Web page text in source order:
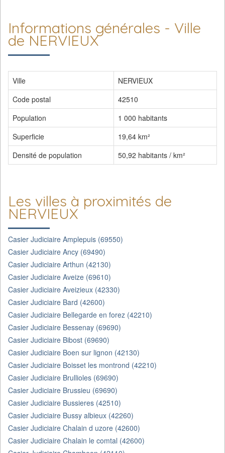
Informations générales - Ville
de NERVIEUX
Ville
NERVIEUX
Code postal
42510
Population
1 000 habitants
Superficie
19,64 km²
Densité de population
50,92 habitants / km²
Les villes à proximités de
NERVIEUX
Casier Judiciaire Amplepuis (69550)
Casier Judiciaire Ancy (69490)
Casier Judiciaire Arthun (42130)
Casier Judiciaire Aveize (69610)
Casier Judiciaire Aveizieux (42330)
Casier Judiciaire Bard (42600)
Casier Judiciaire Bellegarde en forez (42210)
Casier Judiciaire Bessenay (69690)
Casier Judiciaire Bibost (69690)
Casier Judiciaire Boen sur lignon (42130)
Casier Judiciaire Boisset les montrond (42210)
Casier Judiciaire Brullioles (69690)
Casier Judiciaire Brussieu (69690)
Casier Judiciaire Bussieres (42510)
Casier Judiciaire Bussy albieux (42260)
Casier Judiciaire Chalain d uzore (42600)
Casier Judiciaire Chalain le comtal (42600)